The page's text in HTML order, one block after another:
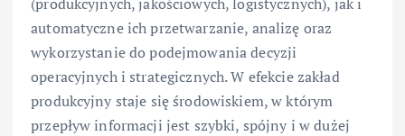
automatyczne ich przetwarzanie, analizę oraz
wykorzystanie do podejmowania decyzji
operacyjnych i strategicznych. W efekcie zakład
produkcyjny staje się środowiskiem, w którym
przepływ informacji jest szybki, spójny i w dużej